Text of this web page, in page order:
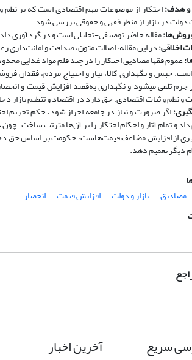
و هدف:احتکار از موضوعات مهم اقتصادی است که بر نظم
دولت در بازار از منظر فقهی و حقوقی بررسی شود.
روش‌ها:مقالة حاضر توصیفی-تحلیلی است و در گردآوری
اخلاقی:در این مقاله، اصالت متون، صداقت و
عموم فقها مصادیق احتکار را در چند قلم مواد غذایی
حبس و نگه­داری کالا، نیاز و احتیاج مردم، فقدان
جرم تلقی می­شود و نگه­داری به‌قصد افزایش قیمت و
و نظم و ثبات اقتصادی، حق دارد در اقتصاد و تنظیم بازار
اگر ضرورت و نیاز در جامعه احراز شود، حکم تحریم
و تمام آثار و احکام احتکار را بر آن‌ها مترتب ساخت.
از افزایش مضاعف قیمت‌هاست، حکومت بر اساس حق
دیگر تعمیم دهد.
مصادیق بازار و دولت افزایش قیمت
انحصار
سریع آخرین اخبار